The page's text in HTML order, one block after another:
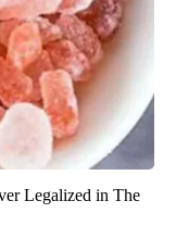
Legalized in The